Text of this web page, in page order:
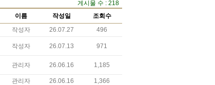
게시물 수 : 218
이름 작성일
조회수
작성자 26.07.27 496
작성자 26.07.13 971
관리자 26.06.16 1,185
관리자 26.06.16
1,366